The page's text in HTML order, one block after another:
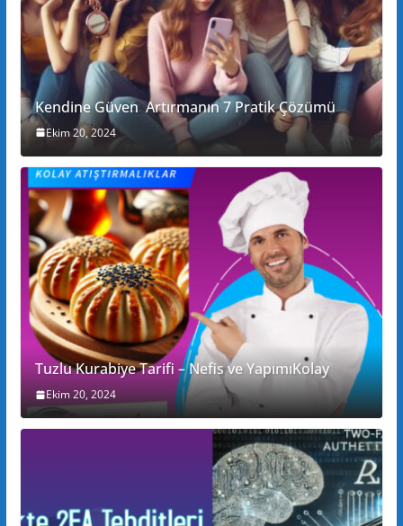
Kendine Güven Artırmanın 7 Pratik Çözümü
Ekim 20, 2024
Tuzlu Kurabiye Tarifi – Nefis ve YapımıKolay
Ekim 20, 2024